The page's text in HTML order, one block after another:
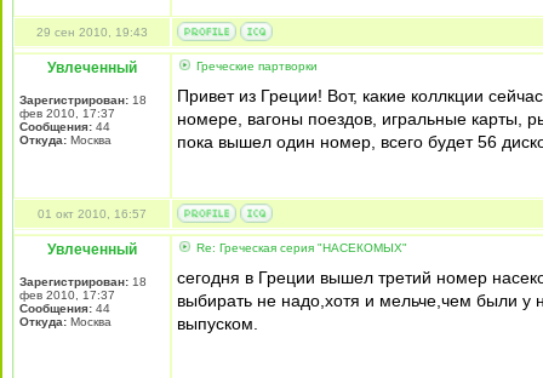
29 сен 2010, 19:43
Увлеченный
Зарегистрирован: 18
фев 2010, 17:37
Сообщения: 44
Откуда: Москва
Греческие партворки
Привет из Греции! Вот, какие коллкции
номере, вагоны поездов, игральные карты,
пока вышел один номер, всего будет 56
01 окт 2010, 16:57
Увлеченный
Зарегистрирован: 18
фев 2010, 17:37
Сообщения: 44
Откуда: Москва
Re: Греческая серия "НАСЕКОМЫХ"
сегодня в Греции вышел третий номер
выбирать не надо,хотя и мельче,чем были у
выпуском.